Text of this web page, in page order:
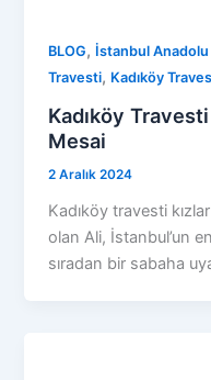
BLOG, İstanbul Anadolu
Travesti, Kadıköy
Kadıköy
Mesai
2 Aralık 2024
Kadıköy travesti
olan Ali, İstanbul’un
sıradan bir sabaha